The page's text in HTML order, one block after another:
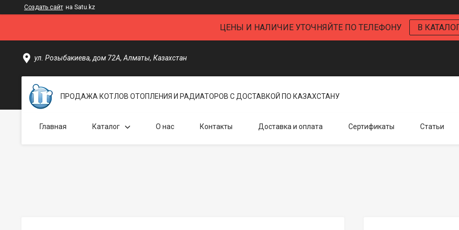
Создать сайт на Satu.kz
ЦЕНЫ И НАЛИЧИЕ УТОЧНЯЙТЕ ПО ТЕЛЕФОНУ В
ул. Розыбакиева, дом 72А, Алматы, Казахстан
ПРОДАЖА КОТЛОВ ОТОПЛЕНИЯ И РАДИАТОРОВ С ДОСТАВКОЙ ПО КАЗАХСТАНУ
Главная Каталог О нас Контакты Доставка и оплата Сертификаты Статьи